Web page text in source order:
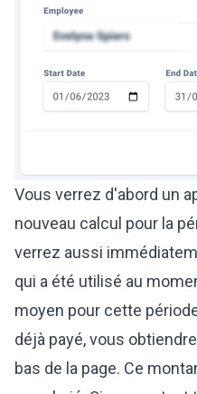
Vous verrez d'abord un
nouveau calcul pour la
verrez aussi
qui a été utilisé au
moyen pour cette
déjà payé, vous
bas de la page. Ce